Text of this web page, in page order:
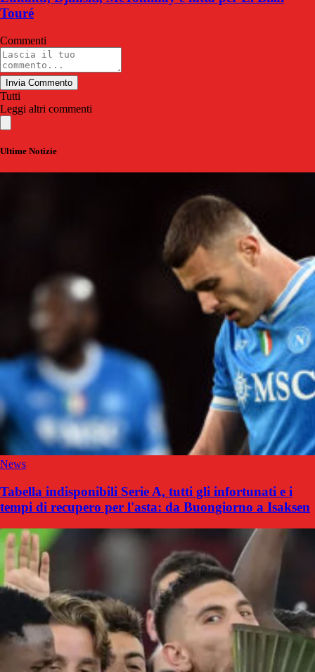
Touré
Commenti
Invia Commento
Tutti
Leggi altri commenti
Ultime Notizie
News
Tabella indisponibili Serie A, tutti gli infortunati e i
tempi di recupero per l'asta: da Buongiorno a Isaksen